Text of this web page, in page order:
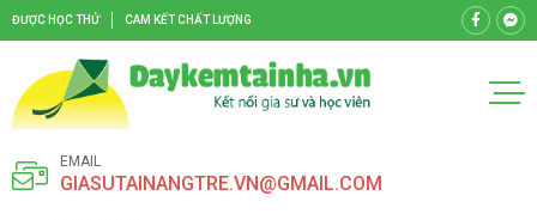
ĐƯỢC HỌC THỬ CAM KẾT CHẤT LƯỢNG
EMAIL
GIASUTAINANGTRE.VN@GMAIL.COM